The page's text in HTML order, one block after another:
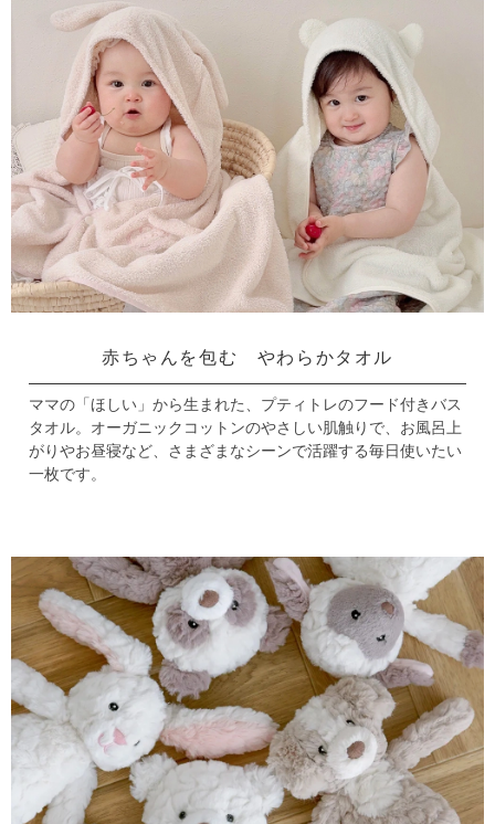
赤ちゃんを包む やわらかタオル
ママの「ほしい」から生まれた、プティトレのフード付きバス
タオル。 オーガニックコットンのやさしい肌触りで、お風呂上
がりやお昼寝など、
さまざまなシーンで活躍する毎日使いたい
一枚です。